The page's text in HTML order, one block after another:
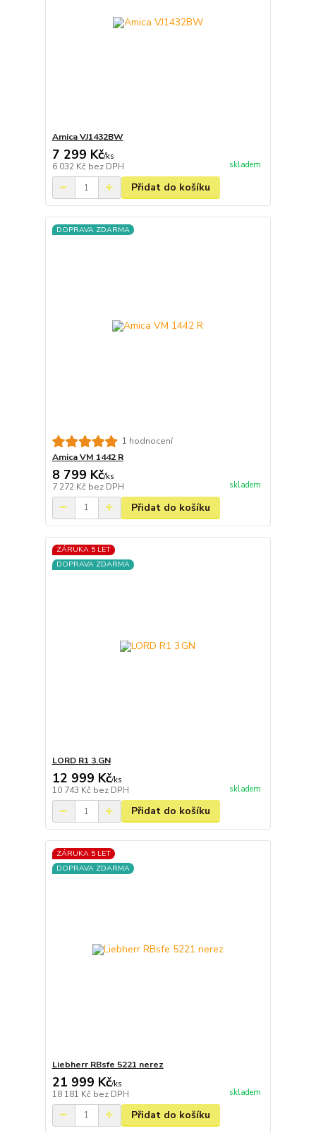
Amica VJ1432BW
7 299 Kč/ks
6 032 Kč bez DPH skladem
Přidat do košíku
DOPRAVA ZDARMA
1 hodnocení
Amica VM 1442 R
8 799 Kč/ks
7 272 Kč bez DPH skladem
Přidat do košíku
ZÁRUKA 5 LET
DOPRAVA ZDARMA
LORD R1 3.GN
12 999 Kč/ks
10 743 Kč bez DPH skladem
Přidat do košíku
ZÁRUKA 5 LET
DOPRAVA ZDARMA
Liebherr RBsfe 5221 nerez
21 999 Kč/ks
18 181 Kč bez DPH skladem
Přidat do košíku